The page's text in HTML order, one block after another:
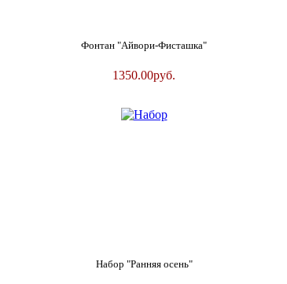
Фонтан "Айвори-Фисташка"
1350.00руб.
Набор "Ранняя осень"